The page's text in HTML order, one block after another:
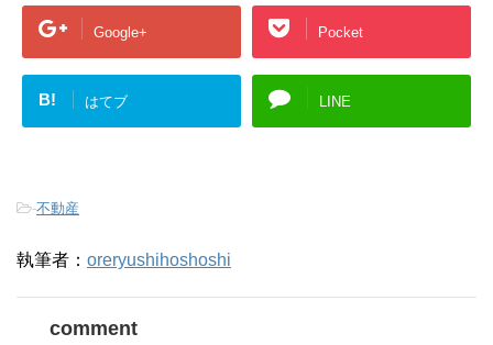
Google+ Pocket
B! はてブ LINE
-不動産
執筆者： oreryushihoshoshi
comment